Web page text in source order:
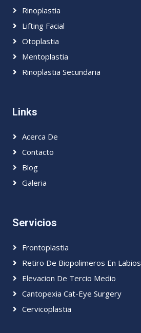
Rinoplastia
Lifting Facial
Otoplastia
Mentoplastia
Rinoplastia Secundaria
Links
Acerca De
Contacto
Blog
Galeria
Servicios
Frontoplastia
Retiro De Biopolimeros En Labios
Elevacion De Tercio Medio
Cantopexia Cat-Eye Surgery
Cervicoplastia